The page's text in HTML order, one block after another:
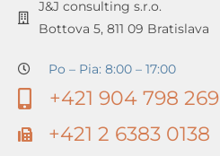
J&J consulting s.r.o.
Bottova 5, 811 09 Bratislava
Po – Pia: 8:00 – 17:00
+421 904 798 269
+421 2 6383 0138